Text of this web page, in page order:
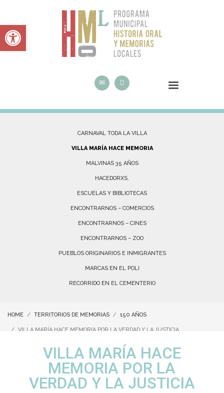
Abrir barra de herramientas
CARNAVAL TODA LA VILLA
VILLA MARÍA HACE MEMORIA
MALVINAS 35 AÑOS
HACEDORXS.
ESCUELAS Y BIBLIOTECAS
ENCONTRARNOS – COMERCIOS
ENCONTRARNOS – CINES
ENCONTRARNOS – ZOO
PUEBLOS ORIGINARIOS E INMIGRANTES
MARCAS EN EL POLI
RECORRIDO EN EL CEMENTERIO
HOME TERRITORIOS DE MEMORIAS 150 AÑOS
VILLA MARÍA HACE MEMORIA POR LA VERDAD Y LA JUSTICIA
VILLA MARÍA HACE
MEMORIA POR LA
VERDAD Y LA JUSTICIA